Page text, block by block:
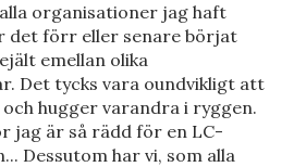
organisationer jag haft
det förr eller senare börjat
emellan olika
Det tycks vara oundvikligt att
hugger varandra i ryggen.
jag är så rädd för en LC-
Dessutom har vi, som alla